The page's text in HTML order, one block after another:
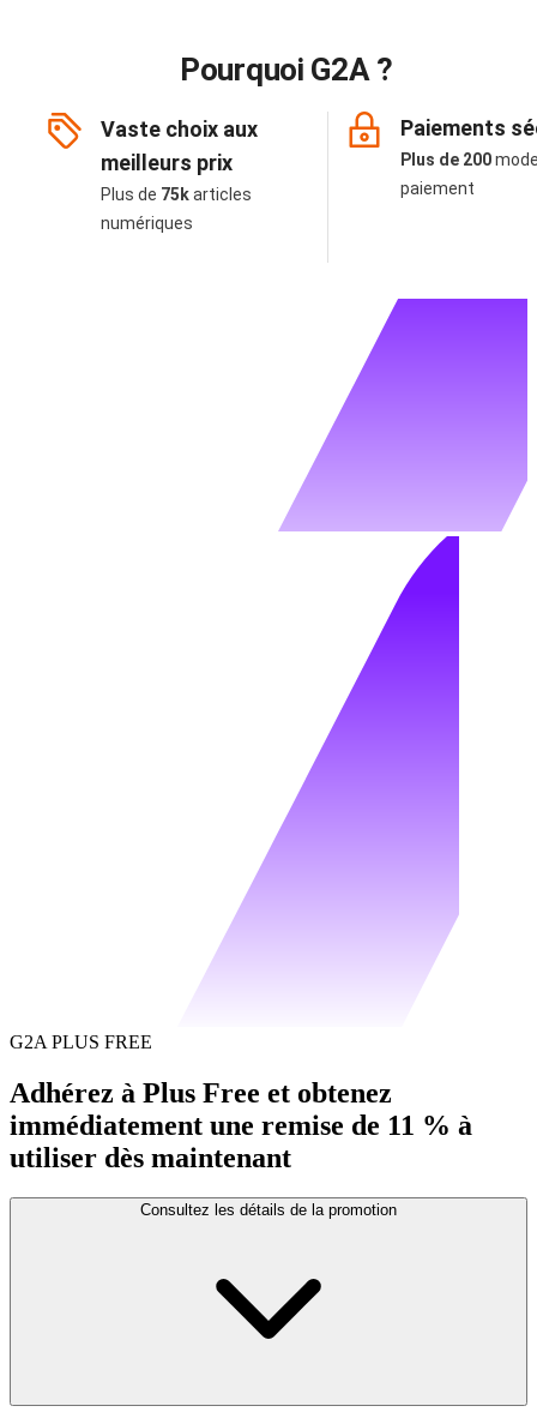
Pourquoi G2A ?
Vaste choix aux
meilleurs prix
Plus de 75karticles
numériques
Paiements
Plus de 200
paiement
G2A PLUS FREE
Adhérez à Plus Free et obtenez
immédiatement une remise de 11 % à
utiliser dès maintenant
Consultez les détails de la promotion